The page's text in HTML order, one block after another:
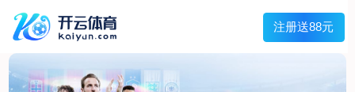
Menu
网站首页
关于我们
产品中心